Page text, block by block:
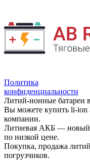
Политика
конфиденциальности
Литий-ионные батареи
Вы можете купить li-ion
компании.
Литиевая АКБ — новый
по низкой цене.
Покупка, продажа
погрузчиков.